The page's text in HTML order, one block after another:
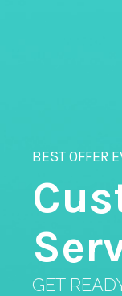
BEST OFFER
GET